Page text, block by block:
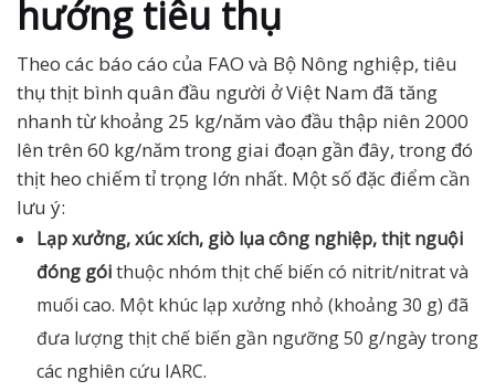
hướng tiêu thụ
Theo các báo cáo của FAO và Bộ Nông nghiệp, tiêu
thụ thịt bình quân đầu người ở Việt Nam đã tăng
nhanh từ khoảng 25 kg/năm vào đầu thập niên 2000
lên trên 60 kg/năm trong giai đoạn gần đây, trong đó
thịt heo chiếm tỉ trọng lớn nhất. Một số đặc điểm cần
lưu ý:
Lạp xưởng, xúc xích, giò lụa công nghiệp, thịt nguội
đóng góithuộc nhóm thịt chế biến có nitrit/nitrat và
muối cao. Một khúc lạp xưởng nhỏ (khoảng 30 g) đã
đưa lượng thịt chế biến gần ngưỡng 50 g/ngày trong
các nghiên cứu IARC.